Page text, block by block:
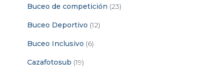
Buceo de competición (23)
Buceo Deportivo (12)
Buceo Inclusivo (6)
Cazafotosub (19)